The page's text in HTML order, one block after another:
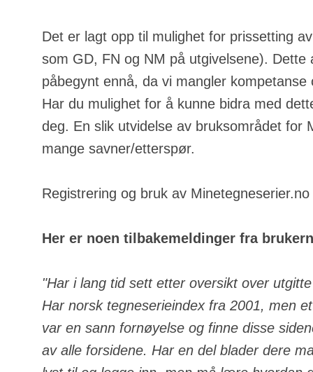
Det er lagt opp til mulighet for prissetting
som GD, FN og NM på utgivelsene). Dette
påbegynt ennå, da vi mangler
Har du mulighet for å kunne bidra med
deg. En slik utvidelse av bruksområdet for
mange savner/etterspør.
Registrering og bruk av
Her er noen tilbakemeldinger fra
"Har i lang tid sett etter oversikt over
Har norsk tegneserieindex fra 2001, men
var en sann fornøyelse og finne disse
av alle forsidene. Har en del blader dere